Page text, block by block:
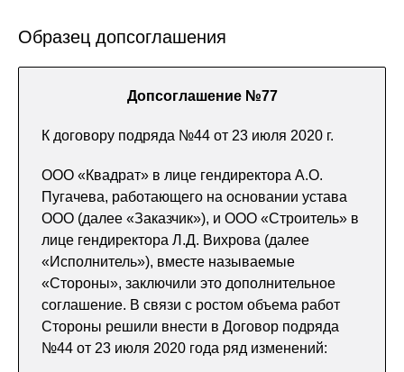
Образец допсоглашения
Допсоглашение №77
К договору подряда №44 от 23 июля 2020 г.
ООО «Квадрат» в лице гендиректора А.О.
Пугачева, работающего на основании устава
ООО (далее «Заказчик»), и ООО «Строитель» в
лице гендиректора Л.Д. Вихрова (далее
«Исполнитель»), вместе называемые
«Стороны», заключили это дополнительное
соглашение. В связи с ростом объема работ
Стороны решили внести в Договор подряда
№44 от 23 июля 2020 года ряд изменений: